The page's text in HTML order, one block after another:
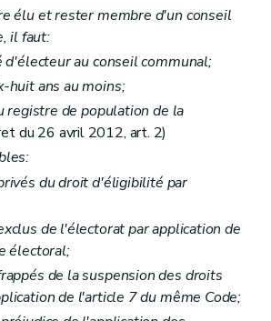
83
De la gestion budgétaire et financière
De la gestion distincte des services et établissements
élu et rester membre d'un conseil
il faut:
d'électeur au conseil communal;
huit ans au moins;
registre de population de la
du 26 avril 2012, art. 2)
du droit d'éligibilité par
de l'électorat par application de
électoral;
de la suspension des droits
de l'article 7 du même Code;